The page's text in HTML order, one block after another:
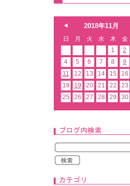
2018年11月
日 月 火 水 木 金
1
2
4
5 6 7 8 9
11
12 13 14 15 16
18
19 20 21 22 23
25
26 27 28 29 30